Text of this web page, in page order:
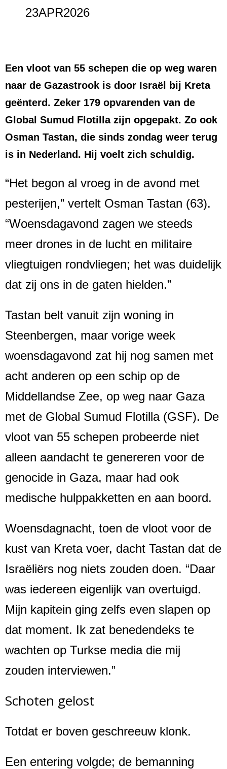
23APR2026
Een vloot van 55 schepen die op weg waren
naar de Gazastrook is door Israël bij Kreta
geënterd. Zeker 179 opvarenden van de
Global Sumud Flotilla zijn opgepakt. Zo ook
Osman Tastan, die sinds zondag weer terug
is in Nederland. Hij voelt zich schuldig.
“Het begon al vroeg in de avond met
pesterijen,” vertelt Osman Tastan (63).
“Woensdagavond zagen we steeds
meer drones in de lucht en militaire
vliegtuigen rondvliegen; het was duidelijk
dat zij ons in de gaten hielden.”
Tastan belt vanuit zijn woning in
Steenbergen, maar vorige week
woensdagavond zat hij nog samen met
acht anderen op een schip op de
Middellandse Zee, op weg naar Gaza
met de Global Sumud Flotilla (GSF). De
vloot van 55 schepen probeerde niet
alleen aandacht te genereren voor de
genocide in Gaza, maar had ook
medische hulppakketten en aan boord.
Woensdagnacht, toen de vloot voor de
kust van Kreta voer, dacht Tastan dat de
Israëliërs nog niets zouden doen. “Daar
was iedereen eigenlijk van overtuigd.
Mijn kapitein ging zelfs even slapen op
dat moment. Ik zat benedendeks te
wachten op Turkse media die mij
zouden interviewen.”
Schoten gelost
Totdat er boven geschreeuw klonk.
Een entering volgde; de bemanning